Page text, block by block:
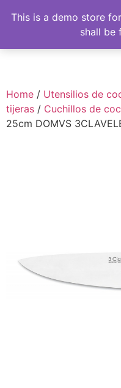
Home / Utensilios de
tijeras / Cuchillos de
25cm DOMVS
This is a demo store
shall be